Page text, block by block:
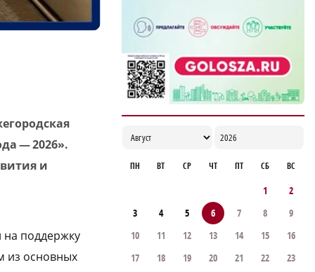
— 2026».
и
на поддержку
из основных
16:36
ПН ВТ СР ЧТ ПТ СБ ВС
1
2
3
4 5 6 7 8
9
10
11 12 13 14 15
16
17
18 19 20 21 22
23